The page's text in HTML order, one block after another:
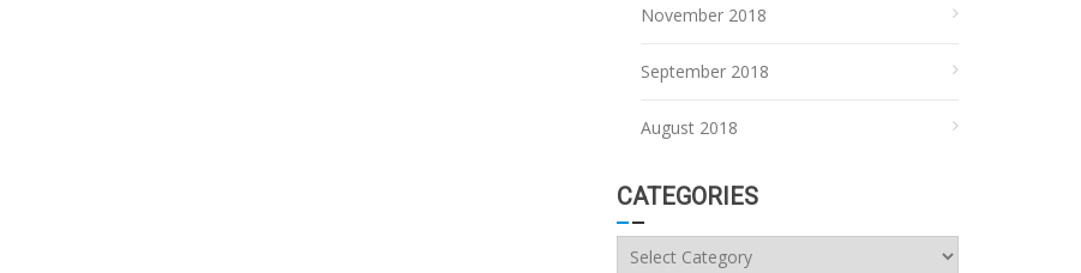
November 2018
September 2018
August 2018
CATEGORIES
Categories